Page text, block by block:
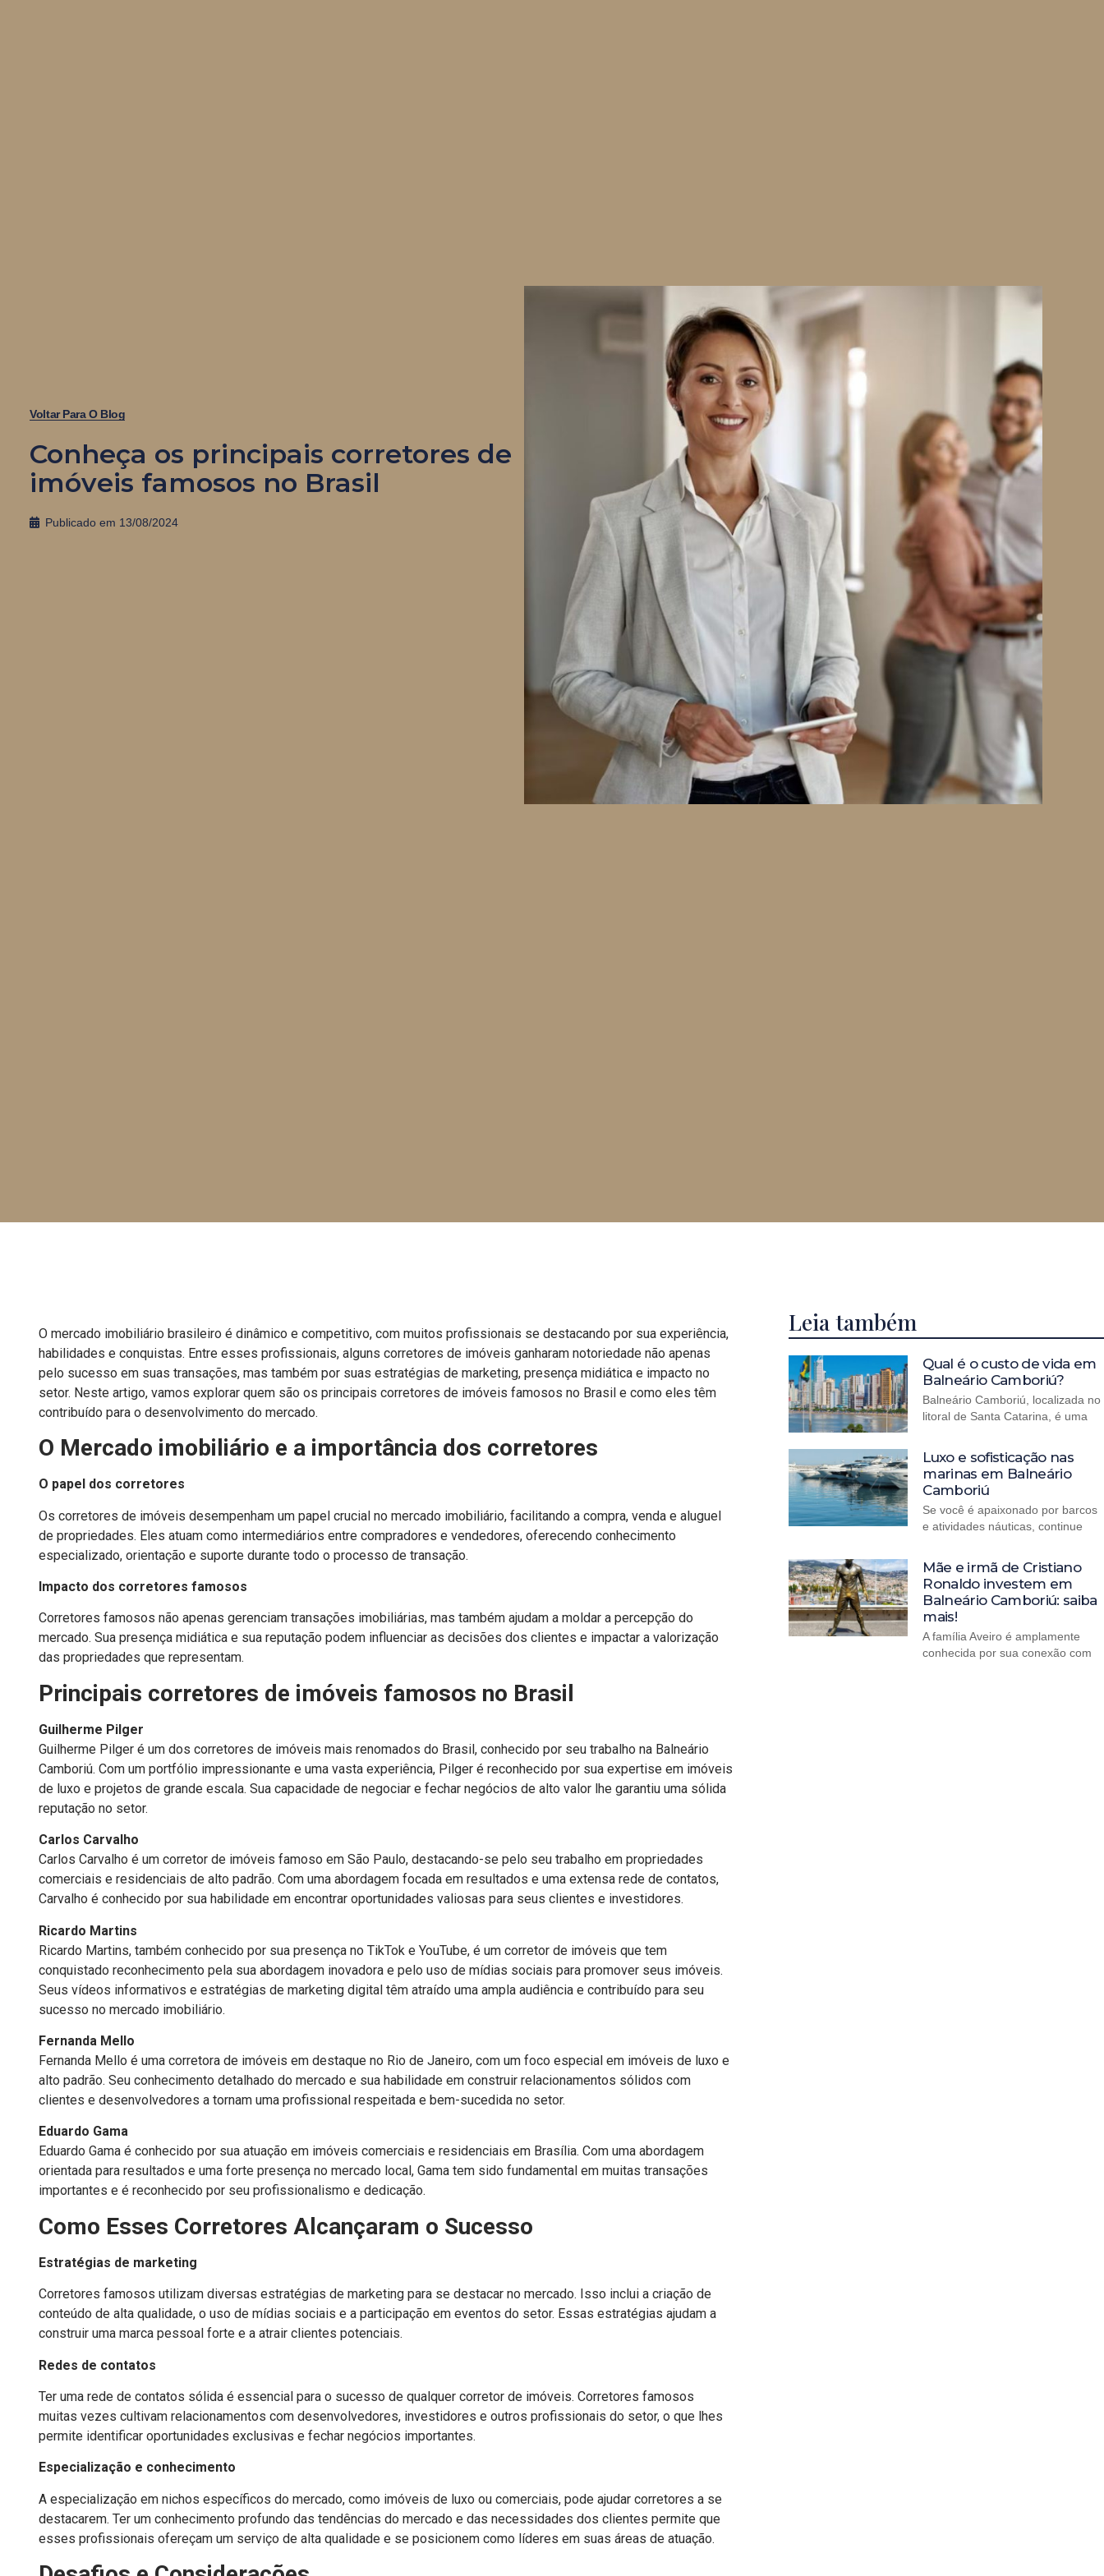
Voltar Para O Blog
Conheça os principais corretores de
imóveis famosos no Brasil
Publicado em 13/08/2024
O mercado imobiliário brasileiro é dinâmico e competitivo, com muitos profissionais se destacando por sua experiência,
habilidades e conquistas. Entre esses profissionais, alguns corretores de imóveis ganharam notoriedade não apenas
pelo sucesso em suas transações, mas também por suas estratégias de marketing, presença midiática e impacto no
setor. Neste artigo, vamos explorar quem são os principais corretores de imóveis famosos no Brasil e como eles têm
contribuído para o desenvolvimento do mercado.
O Mercado imobiliário e a importância dos corretores
O papel dos corretores
Os corretores de imóveis desempenham um papel crucial no mercado imobiliário, facilitando a compra, venda e aluguel
de propriedades. Eles atuam como intermediários entre compradores e vendedores, oferecendo conhecimento
especializado, orientação e suporte durante todo o processo de transação.
Impacto dos corretores famosos
Corretores famosos não apenas gerenciam transações imobiliárias, mas também ajudam a moldar a percepção do
mercado. Sua presença midiática e sua reputação podem influenciar as decisões dos clientes e impactar a valorização
das propriedades que representam.
Principais corretores de imóveis famosos no Brasil
Guilherme Pilger
Guilherme Pilger é um dos corretores de imóveis mais renomados do Brasil, conhecido por seu trabalho na Balneário
Camboriú. Com um portfólio impressionante e uma vasta experiência, Pilger é reconhecido por sua expertise em imóveis
de luxo e projetos de grande escala. Sua capacidade de negociar e fechar negócios de alto valor lhe garantiu uma sólida
reputação no setor.
Carlos Carvalho
Carlos Carvalho é um corretor de imóveis famoso em São Paulo, destacando-se pelo seu trabalho em propriedades
comerciais e residenciais de alto padrão. Com uma abordagem focada em resultados e uma extensa rede de contatos,
Carvalho é conhecido por sua habilidade em encontrar oportunidades valiosas para seus clientes e investidores.
Ricardo Martins
Ricardo Martins, também conhecido por sua presença no TikTok e YouTube, é um corretor de imóveis que tem
conquistado reconhecimento pela sua abordagem inovadora e pelo uso de mídias sociais para promover seus imóveis.
Seus vídeos informativos e estratégias de marketing digital têm atraído uma ampla audiência e contribuído para seu
sucesso no mercado imobiliário.
Fernanda Mello
Fernanda Mello é uma corretora de imóveis em destaque no Rio de Janeiro, com um foco especial em imóveis de luxo e
alto padrão. Seu conhecimento detalhado do mercado e sua habilidade em construir relacionamentos sólidos com
clientes e desenvolvedores a tornam uma profissional respeitada e bem-sucedida no setor.
Eduardo Gama
Eduardo Gama é conhecido por sua atuação em imóveis comerciais e residenciais em Brasília. Com uma abordagem
orientada para resultados e uma forte presença no mercado local, Gama tem sido fundamental em muitas transações
importantes e é reconhecido por seu profissionalismo e dedicação.
Como Esses Corretores Alcançaram o Sucesso
Estratégias de marketing
Corretores famosos utilizam diversas estratégias de marketing para se destacar no mercado. Isso inclui a criação de
conteúdo de alta qualidade, o uso de mídias sociais e a participação em eventos do setor. Essas estratégias ajudam a
construir uma marca pessoal forte e a atrair clientes potenciais.
Redes de contatos
Ter uma rede de contatos sólida é essencial para o sucesso de qualquer corretor de imóveis. Corretores famosos
muitas vezes cultivam relacionamentos com desenvolvedores, investidores e outros profissionais do setor, o que lhes
permite identificar oportunidades exclusivas e fechar negócios importantes.
Especialização e conhecimento
A especialização em nichos específicos do mercado, como imóveis de luxo ou comerciais, pode ajudar corretores a se
destacarem. Ter um conhecimento profundo das tendências do mercado e das necessidades dos clientes permite que
esses profissionais ofereçam um serviço de alta qualidade e se posicionem como líderes em suas áreas de atuação.
Leia também
Qual é o custo de vida em
Balneário Camboriú?
Balneário Camboriú, localizada no
litoral de Santa Catarina, é uma
Luxo e sofisticação nas
marinas em Balneário
Camboriú
Se você é apaixonado por barcos
e atividades náuticas, continue
Mãe e irmã de Cristiano
Ronaldo investem em
Balneário Camboriú: saiba
mais!
A família Aveiro é amplamente
conhecida por sua conexão com